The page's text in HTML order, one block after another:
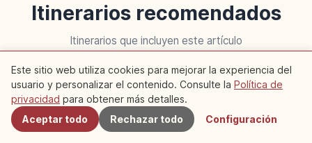
Itinerarios recomendados
Itinerarios que incluyen este artículo
Viaje Viaje Cercanos
Este sitio web utiliza cookies para mejorar la experiencia del
usuario y personalizar el contenido. Consulte la Política de
privacidad para obtener más detalles.
Aceptar todo
Rechazar todo Configuración